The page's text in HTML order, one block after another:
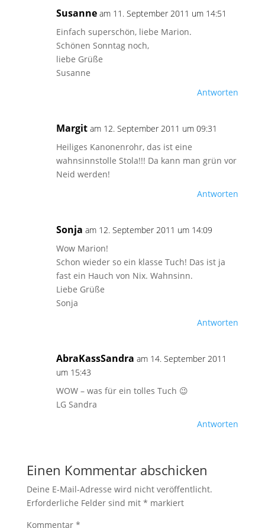
Susanne am 11. September 2011 um 14:51
Einfach superschön, liebe Marion.
Schönen Sonntag noch,
liebe Grüße
Susanne
Antworten
Margit am 12. September 2011 um 09:31
Heiliges Kanonenrohr, das ist eine
wahnsinnstolle Stola!!! Da kann man grün vor
Neid werden!
Antworten
Sonja am 12. September 2011 um 14:09
Wow Marion!
Schon wieder so ein klasse Tuch! Das ist ja
fast ein Hauch von Nix. Wahnsinn.
Liebe Grüße
Sonja
Antworten
AbraKassSandra am 14. September 2011
um 15:43
WOW – was für ein tolles Tuch 😉
LG Sandra
Antworten
Einen Kommentar abschicken
Deine E-Mail-Adresse wird nicht veröffentlicht.
Erforderliche Felder sind mit * markiert
Kommentar *